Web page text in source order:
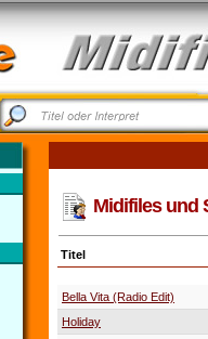
Midifiles und
Titel
Bella Vita (Radio Edit)
Holiday